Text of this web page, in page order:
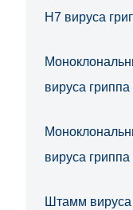
H7 вируса
вируса гриппа
вируса
Штамм вируса